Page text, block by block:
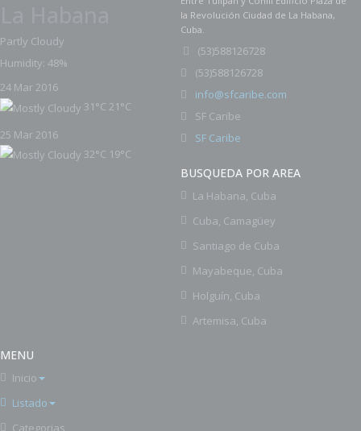
Partly Cloudy
Humidity: 48%
24 Mar 2016
31°C 21°C
25 Mar 2016
32°C 19°C
la Revolución Ciudad de La Habana,
Cuba.
(53)588126728
(53)588126728
info@sfcaribe.com
SF Caribe
SF Caribe
BUSQUEDA POR AREA
La Habana, Cuba
Cuba, Camagüey
Santiago de Cuba
Mayabeque, Cuba
Holguín, Cuba
Artemisa, Cuba
MENU
Inicio
Listado
Categorias